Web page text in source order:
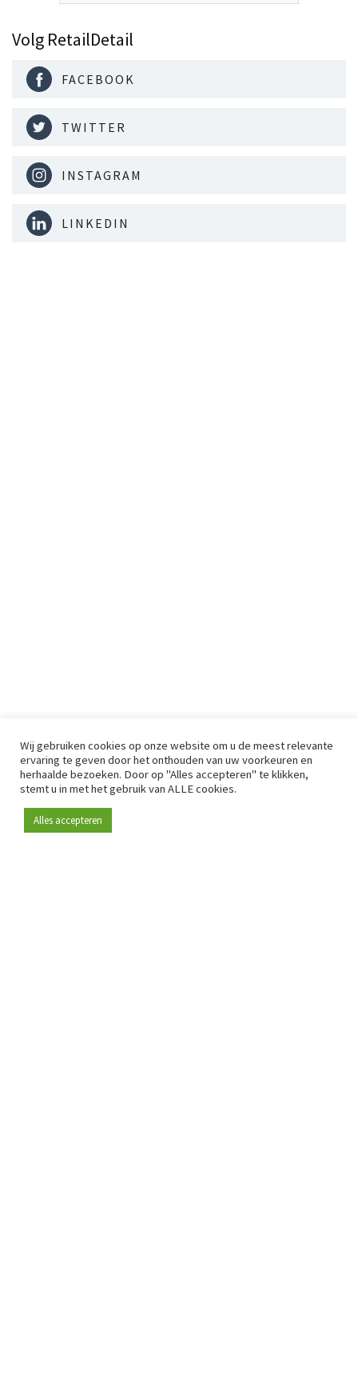
Volg RetailDetail
FACEBOOK
TWITTER
INSTAGRAM
LINKEDIN
Wij gebruiken cookies op onze website om u de meest relevante
ervaring te geven door het onthouden van uw voorkeuren en
herhaalde bezoeken. Door op "Alles accepteren" te klikken,
stemt u in met het gebruik van ALLE cookies.
Alles accepteren